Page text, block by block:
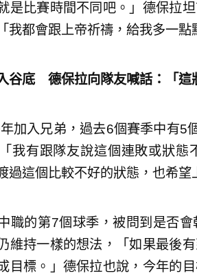
是比賽時間不同吧。」德保拉
我都會跟上帝祈禱，給我多一點
谷底 德保拉向隊友喊話：「這
加入兄弟，過去6個賽季中有5
我有跟隊友說這個連敗或狀態
過這個比較不好的狀態，也希望
職的第7個球季，被問到是否
維持一樣的想法，「如果最後
目標。」德保拉也說，今年的